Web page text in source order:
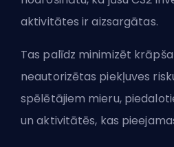
aktivitātes ir aizsargātas.
Tas palīdz minimizēt
neautorizētas piekļuves
spēlētājiem mieru,
un aktivitātēs, kas